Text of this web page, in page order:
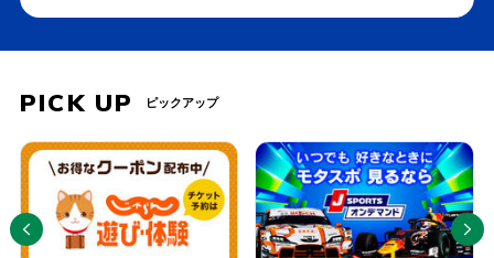
PICK UP ピックアップ
PREV NEXT